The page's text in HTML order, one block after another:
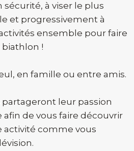
à viser le plus
et progressivement à
ensemble pour faire
biathlon !
en famille ou entre amis.
leur passion
de vous faire découvrir
activité comme vous